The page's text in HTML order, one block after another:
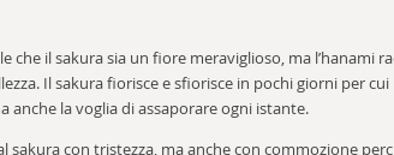
che il sakura sia un fiore meraviglioso, ma l’hanami
Il sakura fiorisce e sfiorisce in pochi giorni per
anche la voglia di assaporare ogni istante.
sakura con tristezza, ma anche con commozione